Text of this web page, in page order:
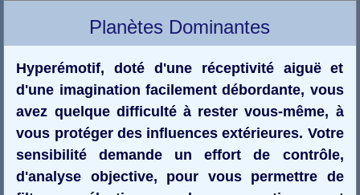
Planètes Dominantes
Hyperémotif, doté d'une réceptivité aiguë et
d'une imagination facilement débordante, vous
avez quelque difficulté à rester vous-même, à
vous protéger des influences extérieures. Votre
sensibilité demande un effort de contrôle,
d'analyse objective, pour vous permettre de